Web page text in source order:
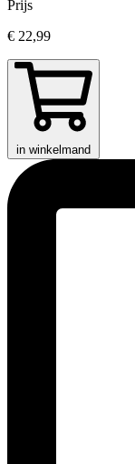
Prijs
€ 22,99
in winkelmand